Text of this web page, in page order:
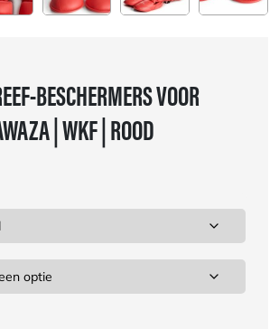
BESCHERMERS VOOR
| WKF | ROOD